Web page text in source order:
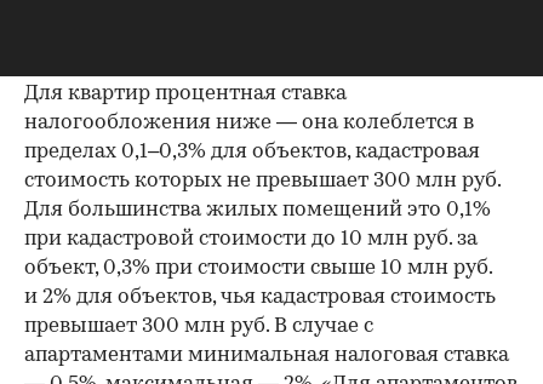
Для квартир процентная ставка
налогообложения ниже — она колеблется в
пределах 0,1–0,3% для объектов, кадастровая
стоимость которых не превышает 300 млн руб.
Для большинства жилых помещений это 0,1%
при кадастровой стоимости до 10 млн руб. за
объект, 0,3% при стоимости свыше 10 млн руб.
и 2% для объектов, чья кадастровая стоимость
превышает 300 млн руб. В случае с
апартаментами минимальная налоговая ставка